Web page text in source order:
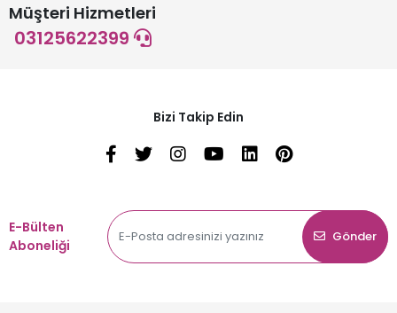
Müşteri Hizmetleri
03125622399
Bizi Takip Edin
E-Bülten
Aboneliği
Gönder